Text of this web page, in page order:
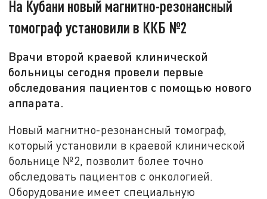
На Кубани новый магнитно-резонансный
томограф установили в ККБ №2
Врачи второй краевой клинической
больницы сегодня провели первые
обследования пациентов с помощью нового
аппарата.
Новый магнитно-резонансный томограф,
который установили в краевой клинической
больнице №2, позволит более точно
обследовать пациентов с онкологией.
Оборудование имеет специальную